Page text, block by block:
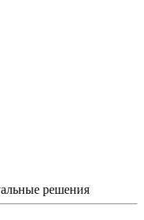
решения